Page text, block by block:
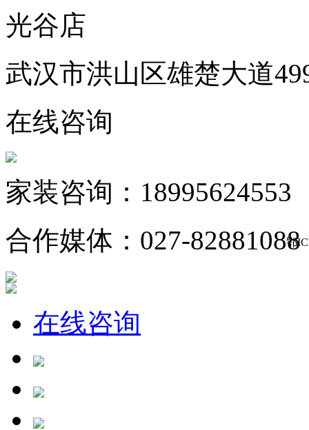
光谷店
武汉市洪山区雄楚大道
在线咨询
家装咨询：18995624553
合作媒体：027-82881088
鄂
在线咨询